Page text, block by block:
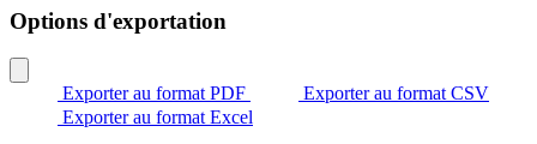
Options d'exportation
Exporter au format PDF
Exporter au format CSV
Exporter au format Excel